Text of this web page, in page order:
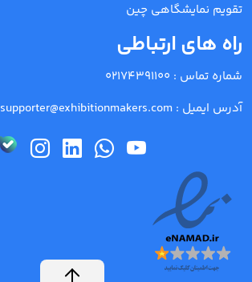
تقویم نمایشگاهی چین
راه های ارتباطی
شماره تماس : 02174391100
آدرس ایمیل : supporter@exhibitionmakers.com